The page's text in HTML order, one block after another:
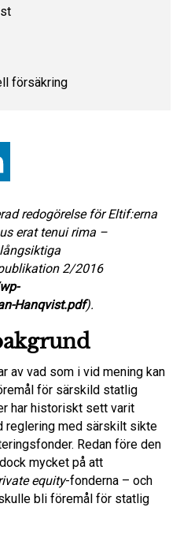
försäkring
n
k
e
d
I
n
redogörelse för Eltif:erna
erat tenui rima –
2/2016
Hanqvist.pdf).
av vad som i vid mening kan
för särskild statlig
har historiskt sett varit
reglering med särskilt sikte
Redan före den
mycket på att
equity-fonderna – och
bli föremål för statlig